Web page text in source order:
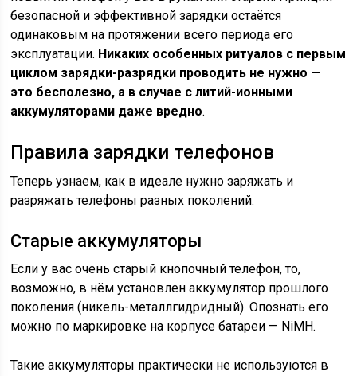
безопасной и эффективной зарядки остаётся
одинаковым на протяжении всего периода его
эксплуатации. Никаких особенных ритуалов с первым
циклом зарядки-разрядки проводить не нужно —
это бесполезно, а в случае с литий-ионными
аккумуляторами даже вредно.
Правила зарядки телефонов
Теперь узнаем, как в идеале нужно заряжать и
разряжать телефоны разных поколений.
Старые аккумуляторы
Если у вас очень старый кнопочный телефон, то,
возможно, в нём установлен аккумулятор прошлого
поколения (никель-металлгидридный). Опознать его
можно по маркировке на корпусе батареи — NiMH.
Такие аккумуляторы практически не используются в